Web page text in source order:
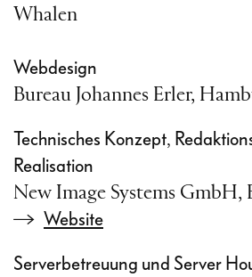
Whalen
Webdesign
Bureau Johannes Erler,
Technisches Konzept,
Realisation
New Image Systems GmbH,
Website
Serverbetreuung und Server